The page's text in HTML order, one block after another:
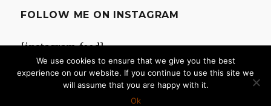
FOLLOW ME ON INSTAGRAM
[instagram-feed]
Fièrement propulsé par WordPress
We use cookies to ensure that we give you the best
experience on our website. If you continue to use this site we
will assume that you are happy with it.
Ok